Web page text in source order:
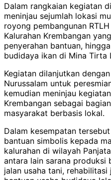
Dalam rangkaian kegiatan
meninjau sejumlah lokasi
royong pembangunan
Kalurahan Krembangan
penyerahan bantuan,
budidaya ikan di Mina Tirta
Kegiatan dilanjutkan
Nurussalam untuk
kemudian meninjau
Krembangan sebagai
masyarakat berbasis lokal.
Dalam kesempatan
bantuan simbolis kepada
kalurahan di wilayah
antara lain sarana produksi
jalan usaha tani,